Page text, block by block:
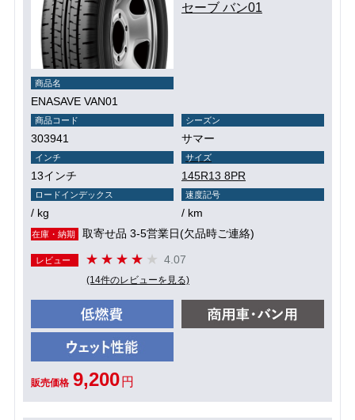
セーブ バン01
商品名
ENASAVE VAN01
商品コード
303941
シーズン
サマー
インチ
13インチ
サイズ
145R13 8PR
ロードインデックス
/ kg
速度記号
/ km
在庫・納期 取寄せ品 3-5営業日(欠品時ご連絡)
レビュー 4.07
(14件のレビューを見る)
販売価格 9,200 円